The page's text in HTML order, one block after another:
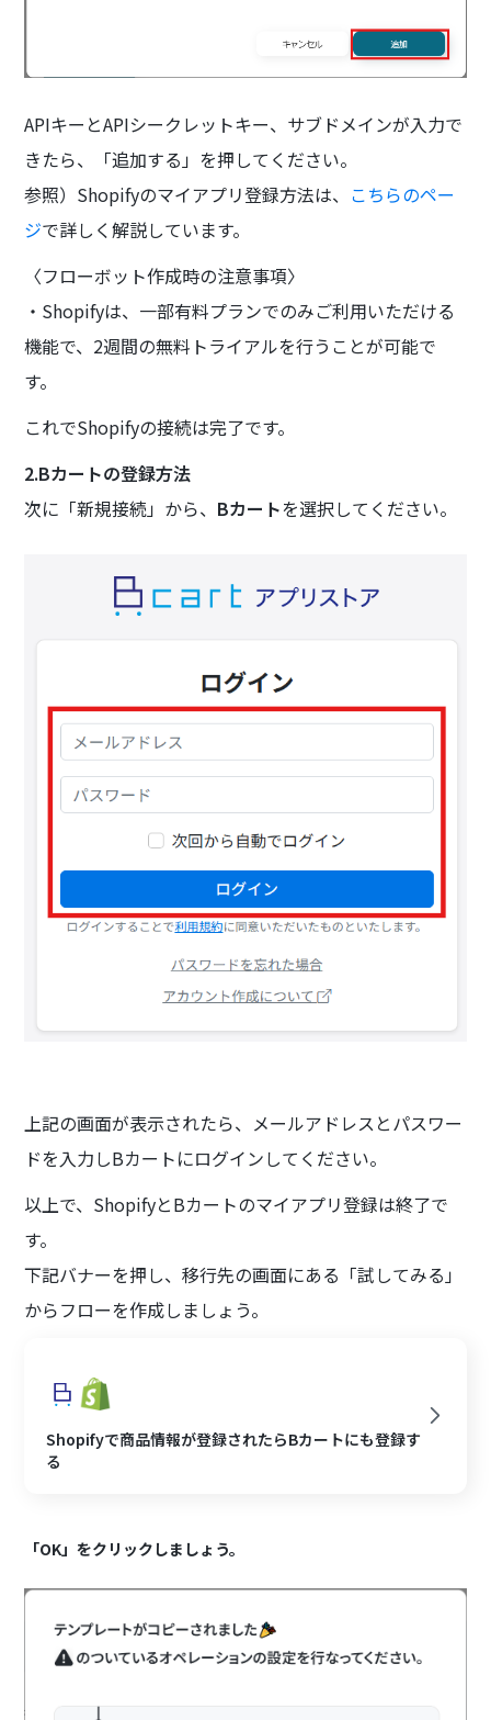
APIキーとAPIシークレットキー、サブドメインが入力で
きたら、「追加する」を押してください。
参照）Shopifyのマイアプリ登録方法は、 こちらのペー
ジで詳しく解説しています。
〈フローボット作成時の注意事項〉
・Shopifyは、一部有料プランでのみご利用いただける
機能で、2週間の無料トライアルを行うことが可能で
す。
これでShopifyの接続は完了です。
2.Bカートの登録方法
次に「新規接続」から、 Bカートを選択してください。
上記の画面が表示されたら、メールアドレスとパスワー
ドを入力しBカートにログインしてください。
以上で、ShopifyとBカートのマイアプリ登録は終了で
す。
下記バナーを押し、移行先の画面にある「試してみる」
からフローを作成しましょう。
Shopifyで商品情報が登録されたらBカートにも登録す
る
「OK」をクリックしましょう。